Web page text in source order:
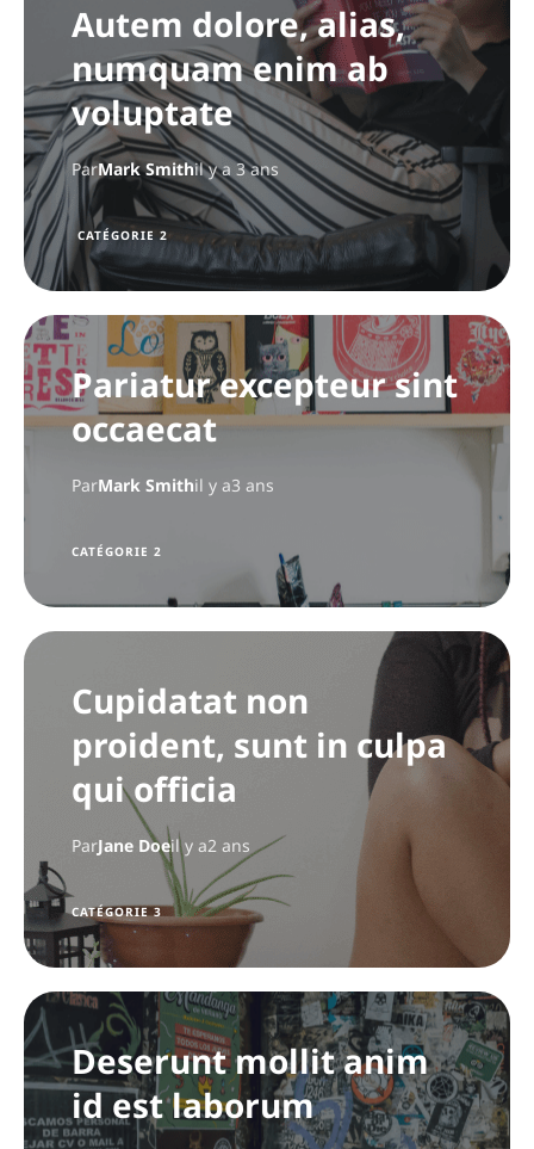
Autem dolore, alias,
numquam enim ab
voluptate
ParMark Smithil y a 3 ans
CATÉGORIE 2
Pariatur excepteur sint
occaecat
ParMark Smithil y a3 ans
CATÉGORIE 2
Cupidatat non
proident, sunt in culpa
qui officia
ParJane Doeil y a2 ans
CATÉGORIE 3
Deserunt mollit anim
id est laborum